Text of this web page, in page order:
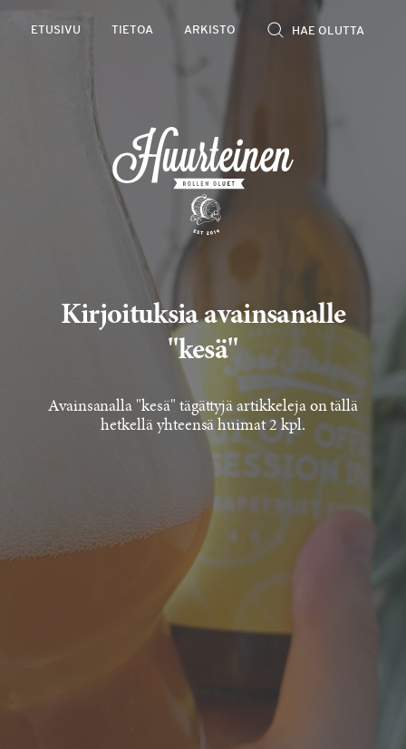
ETUSIVU TIETOA ARKISTO
Kirjoituksia avainsanalle
"kesä"
Avainsanalla "kesä" tägättyjä artikkeleja on tällä
hetkellä yhteensä huimat 2 kpl.